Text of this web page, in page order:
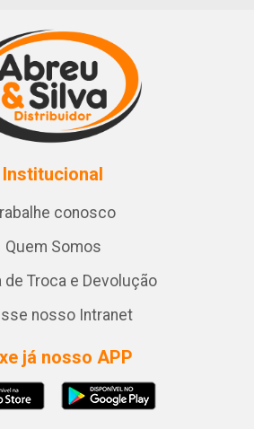
Institucional
conosco
Quem Somos
de Troca e Devolução
nosso Intranet
já nosso APP